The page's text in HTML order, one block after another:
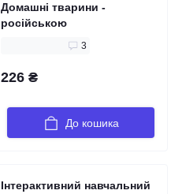
Домашні тварини -
російською
3
226 ₴
До кошика
Інтерактивний навчальний